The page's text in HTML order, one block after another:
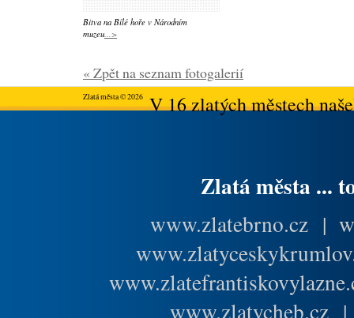
Bitva na Bílé hoře v Národním
muzeu...>
« Zpět na seznam fotogalerií
Zlatá města © 2026V 16 zlatých městech
Zlatá města ...
www.zlatebrno.cz |
www.zlatycheb.cz